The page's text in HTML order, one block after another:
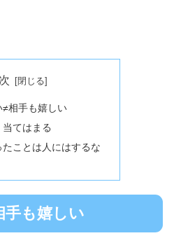
≠相手も嬉しい
てはまる
ことは人にはするな
手も嬉しい